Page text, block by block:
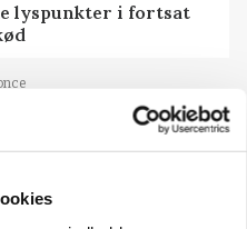
lyspunkter i fortsat